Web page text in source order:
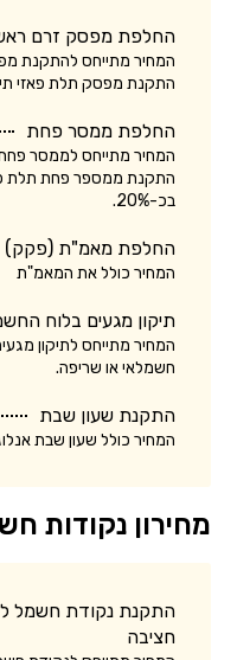
החלפת מפסק זרם
המחיר מתייחס להתקנת
התקנת מפסק תלת פאזי
החלפת ממסר פחת
המחיר מתייחס לממסר
התקנת ממספר פחת תלת
בכ-20%.
החלפת מאמ"ת (פקק)
המחיר כולל את המאמ"ת
תיקון מגעים בלוח
המחיר מתייחס לתיקון
חשמלאי או שריפה.
התקנת שעון שבת
המחיר כולל שעון שבת
מחירון נקודות
התקנת נקודת חשמל
חציבה